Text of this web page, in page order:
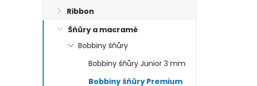
Ribbon
Šňůry a macramé
Bobbiny šňůry
Bobbiny šňůry Junior 3 mm
Bobbiny šňůry Premium